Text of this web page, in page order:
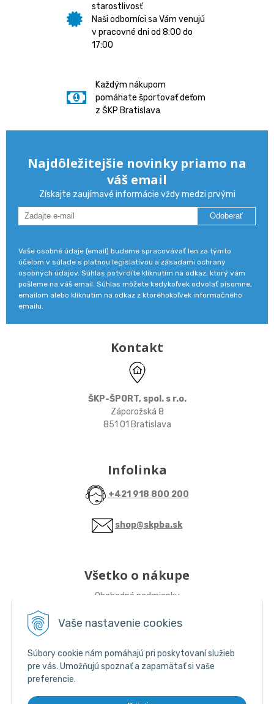
Vaše nastavenie cookies
Súbory cookie nám pomáhajú pri poskytovaní služieb
pre vás. Umožňujú spoznať a zapamätať si vaše
preferencie.
starostlivosť
Naši odborníci sa Vám venujú
v pracovné dni od 8:00 do
17:00
Každým nákupom
pomáhate športovať deťom
z ŠKP Bratislava
Najdôležitejšie novinky priamo na
váš email
Získajte zaujímavé informácie vždy medzi prvými
Odoberať
Vaše osobné údaje (email) budeme spracovávať len za týmto
účelom v súlade s platnou legislatívou a zásadami ochrany
osobných údajov. Súhlas potvrdíte kliknutím na odkaz, ktorý vám
pošleme na váš email. Súhlas môžete kedykoľvek odvolať písomne,
emailom alebo kliknutím na odkaz z ktoréhokoľvek informačného
emailu.
Kontakt
ŠKP-ŠPORT, spol. s r.o.
Záporožská 8
851 01 Bratislava
Infolinka
+421 918 800 200
shop@skpba.sk
Všetko o nákupe
Obchodné podmienky
Sledujte nás
ŠKP-SHOP